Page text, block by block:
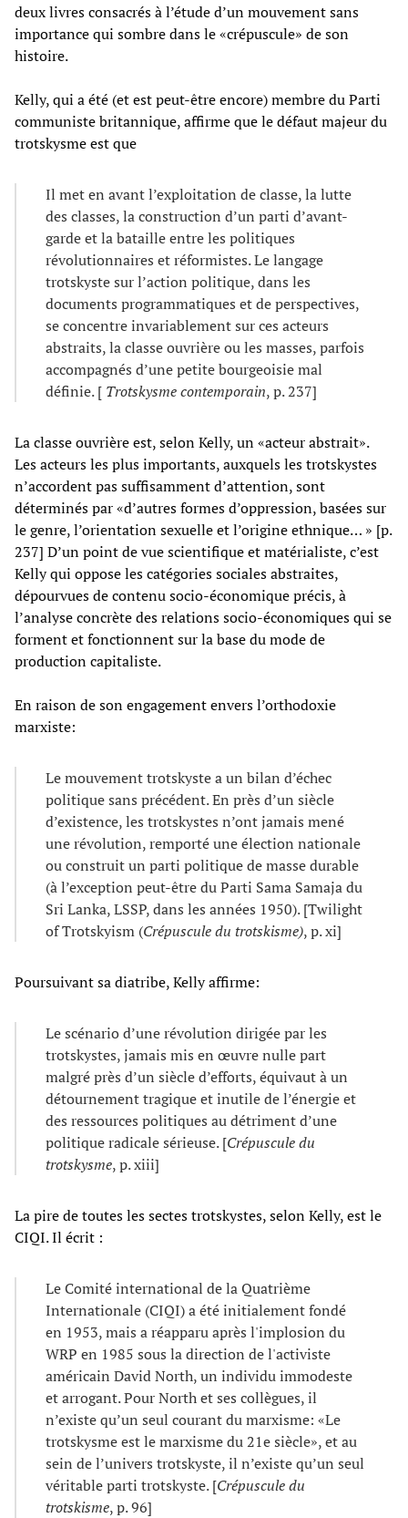
deux livres consacrés à l’étude d’un mouvement sans
importance qui sombre dans le «crépuscule» de son
histoire.
Kelly, qui a été (et est peut-être encore) membre du Parti
communiste britannique, affirme que le défaut majeur du
trotskysme est que
Il met en avant l’exploitation de classe, la lutte
des classes, la construction d’un parti d’avant-
garde et la bataille entre les politiques
révolutionnaires et réformistes. Le langage
trotskyste sur l’action politique, dans les
documents programmatiques et de perspectives,
se concentre invariablement sur ces acteurs
abstraits, la classe ouvrière ou les masses, parfois
accompagnés d’une petite bourgeoisie mal
définie. [ Trotskysme contemporain, p. 237]
La classe ouvrière est, selon Kelly, un «acteur abstrait».
Les acteurs les plus importants, auxquels les trotskystes
n’accordent pas suffisamment d’attention, sont
déterminés par «d’autres formes d’oppression, basées sur
le genre, l’orientation sexuelle et l’origine ethnique… » [p.
237] D’un point de vue scientifique et matérialiste, c’est
Kelly qui oppose les catégories sociales abstraites,
dépourvues de contenu socio-économique précis, à
l’analyse concrète des relations socio-économiques qui se
forment et fonctionnent sur la base du mode de
production capitaliste.
En raison de son engagement envers l’orthodoxie
marxiste:
Le mouvement trotskyste a un bilan d’échec
politique sans précédent. En près d’un siècle
d’existence, les trotskystes n’ont jamais mené
une révolution, remporté une élection nationale
ou construit un parti politique de masse durable
(à l’exception peut-être du Parti Sama Samaja du
Sri Lanka, LSSP, dans les années 1950). [Twilight
of Trotskyism (Crépuscule du trotskisme), p. xi]
Poursuivant sa diatribe, Kelly affirme:
Le scénario d’une révolution dirigée par les
trotskystes, jamais mis en œuvre nulle part
malgré près d’un siècle d’efforts, équivaut à un
détournement tragique et inutile de l’énergie et
des ressources politiques au détriment d’une
politique radicale sérieuse. [Crépuscule du
trotskysme, p. xiii]
La pire de toutes les sectes trotskystes, selon Kelly, est le
CIQI. Il écrit :
Le Comité international de la Quatrième
Internationale (CIQI) a été initialement fondé
en 1953, mais a réapparu après l'implosion du
WRP en 1985 sous la direction de l'activiste
américain David North, un individu immodeste
et arrogant. Pour North et ses collègues, il
n’existe qu’un seul courant du marxisme: «Le
trotskysme est le marxisme du 21e siècle», et au
sein de l’univers trotskyste, il n’existe qu’un seul
véritable parti trotskyste. [Crépuscule du
trotskisme, p. 96]